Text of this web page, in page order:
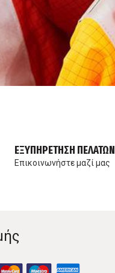
ΕΞΥΠΗΡΕΤΗΣΗ ΠΕΛΑΤΩΝ
Επικοινωνήστε μαζί μας